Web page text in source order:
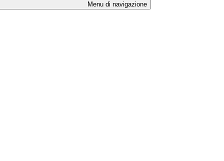
Menu di navigazione